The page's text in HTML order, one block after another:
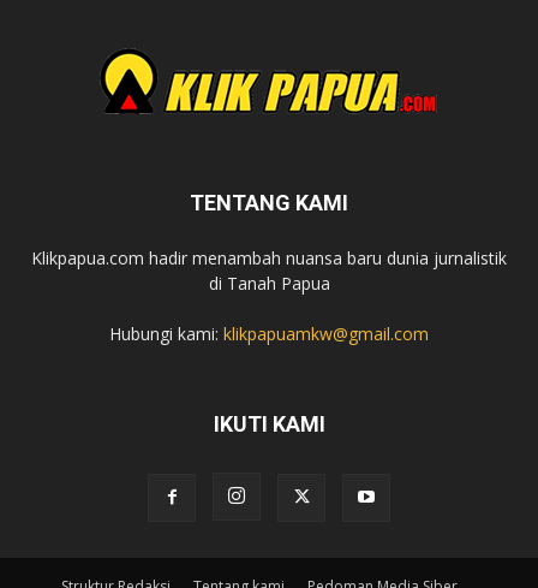
TENTANG KAMI
Klikpapua.com hadir menambah nuansa baru dunia jurnalistik
di Tanah Papua
Hubungi kami: klikpapuamkw@gmail.com
IKUTI KAMI